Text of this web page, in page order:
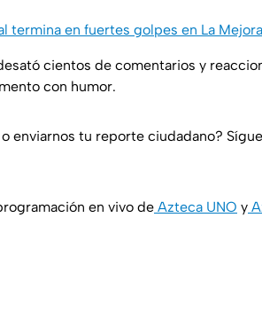
termina en fuertes golpes en La
cientos de comentarios y
con humor.
enviarnos tu reporte ciudadano?
en vivo de Azteca UNO y